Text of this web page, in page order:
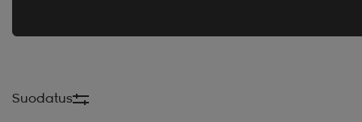
Suodatus